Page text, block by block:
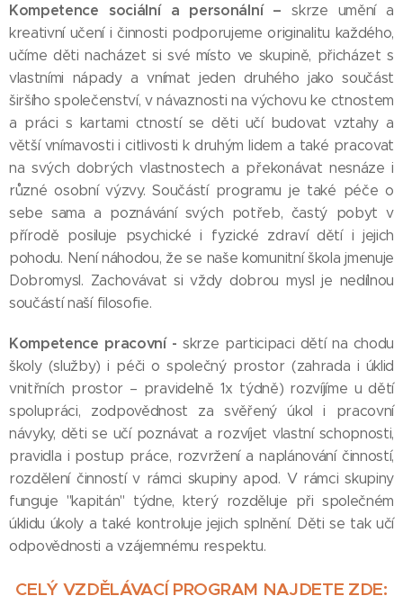
Kompetence sociální a personální –skrze umění a
kreativní učení i činnosti podporujeme originalitu každého,
učíme děti nacházet si své místo ve skupině, přicházet s
vlastními nápady a vnímat jeden druhého jako součást
širšího společenství, v návaznosti na výchovu ke ctnostem
a práci s kartami ctností se děti učí budovat vztahy a
větší vnímavosti i citlivosti k druhým lidem a také pracovat
na svých dobrých vlastnostech a překonávat nesnáze i
různé osobní výzvy. Součástí programu je také péče o
sebe sama a poznávání svých potřeb, častý pobyt v
přírodě posiluje psychické i fyzické zdraví dětí i jejich
pohodu. Není náhodou, že se naše komunitní škola jmenuje
Dobromysl. Zachovávat si vždy dobrou mysl je nedílnou
součástí naší filosofie.
Kompetence pracovní -skrze participaci dětí na chodu
školy (služby) i péči o společný prostor (zahrada i úklid
vnitřních prostor – pravidelně 1x týdně) rozvíjíme u dětí
spolupráci, zodpovědnost za svěřený úkol i pracovní
návyky, děti se učí poznávat a rozvíjet vlastní schopnosti,
pravidla i postup práce, rozvržení a naplánování činností,
rozdělení činností v rámci skupiny apod. V rámci skupiny
funguje "kapitán" týdne, který rozděluje při společném
úklidu úkoly a také kontroluje jejich splnění. Děti se tak učí
odpovědnosti a vzájemnému respektu.
CELÝ VZDĚLÁVACÍ PROGRAM NAJDETE ZDE: